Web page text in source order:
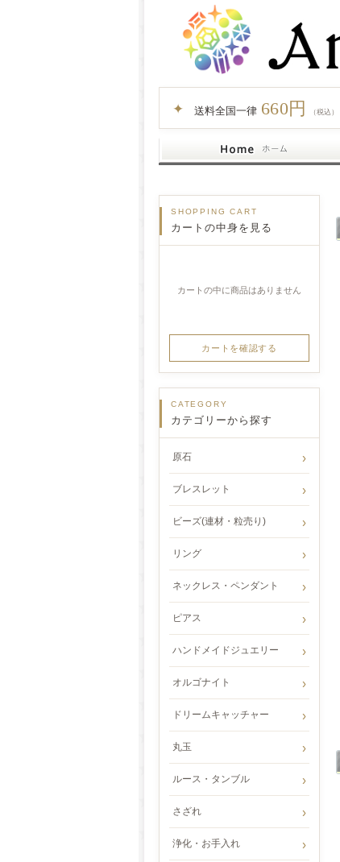
✦ 送料全国一律 660円 （税込）
SHOPPING CART
カートの中身を見る
カートの中に商品はありません
カートを確認する
CATEGORY
カテゴリーから探す
原石
ブレスレット
ビーズ(連材・粒売り)
リング
ネックレス・ペンダント
ピアス
ハンドメイドジュエリー
オルゴナイト
ドリームキャッチャー
丸玉
ルース・タンブル
さざれ
浄化・お手入れ